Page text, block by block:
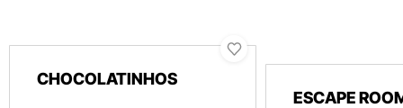
CHOCOLATINHOS
ESCAPE